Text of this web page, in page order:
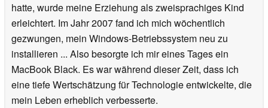
hatte, wurde meine Erziehung als zweisprachiges Kind
erleichtert. Im Jahr 2007 fand ich mich wöchentlich
gezwungen, mein Windows-Betriebssystem neu zu
installieren ... Also besorgte ich mir eines Tages ein
MacBook Black. Es war während dieser Zeit, dass ich
eine tiefe Wertschätzung für Technologie entwickelte, die
mein Leben erheblich verbesserte.